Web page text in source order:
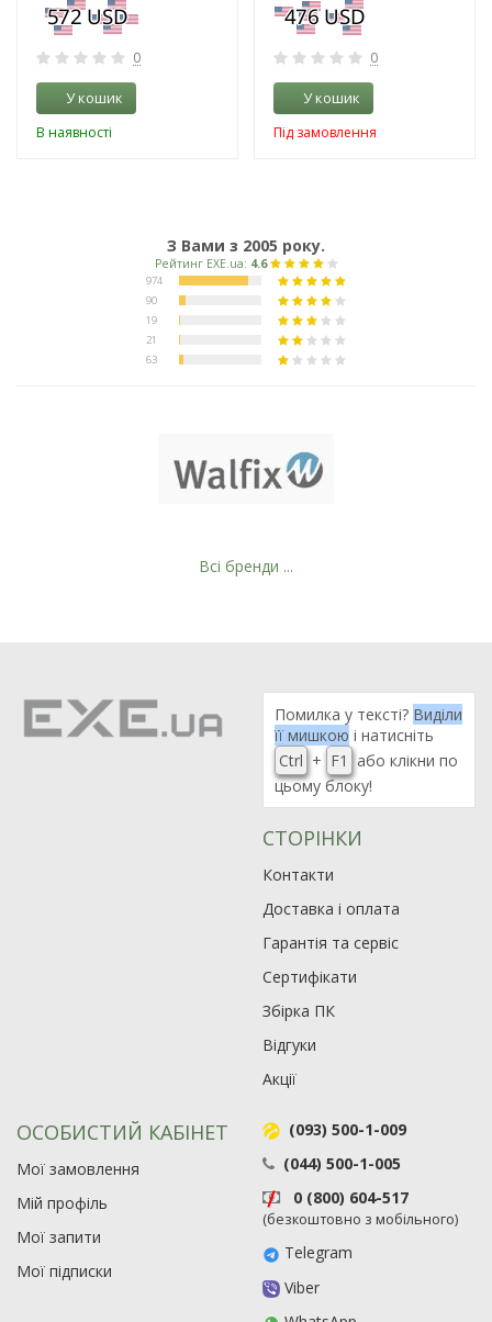
0
У кошик
В наявності
0
У кошик
Під замовлення
З Вами з 2005 року.
Всі бренди ...
Помилка у тексті? Виділи
її мишкою і натисніть
Ctrl + F1
або клікни по
цьому блоку!
СТОРІНКИ
Контакти
Доставка і оплата
Гарантія та сервіс
Сертифікати
Збірка ПК
Відгуки
Акції
ОСОБИСТИЙ КАБІНЕТ
Мої замовлення
Мій профіль
Мої запити
Мої підписки
(093) 500-1-009
(044) 500-1-005
0 (800) 604-517
(безкоштовно з мобільного)
Telegram
Viber